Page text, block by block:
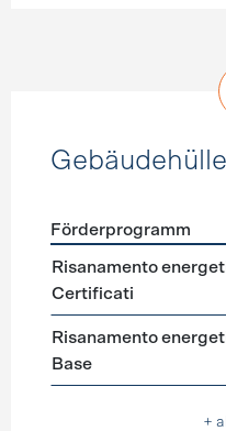
Förderprogramme
Förderprogramm
Risanamento
Certificati
Risanamento
Base
+